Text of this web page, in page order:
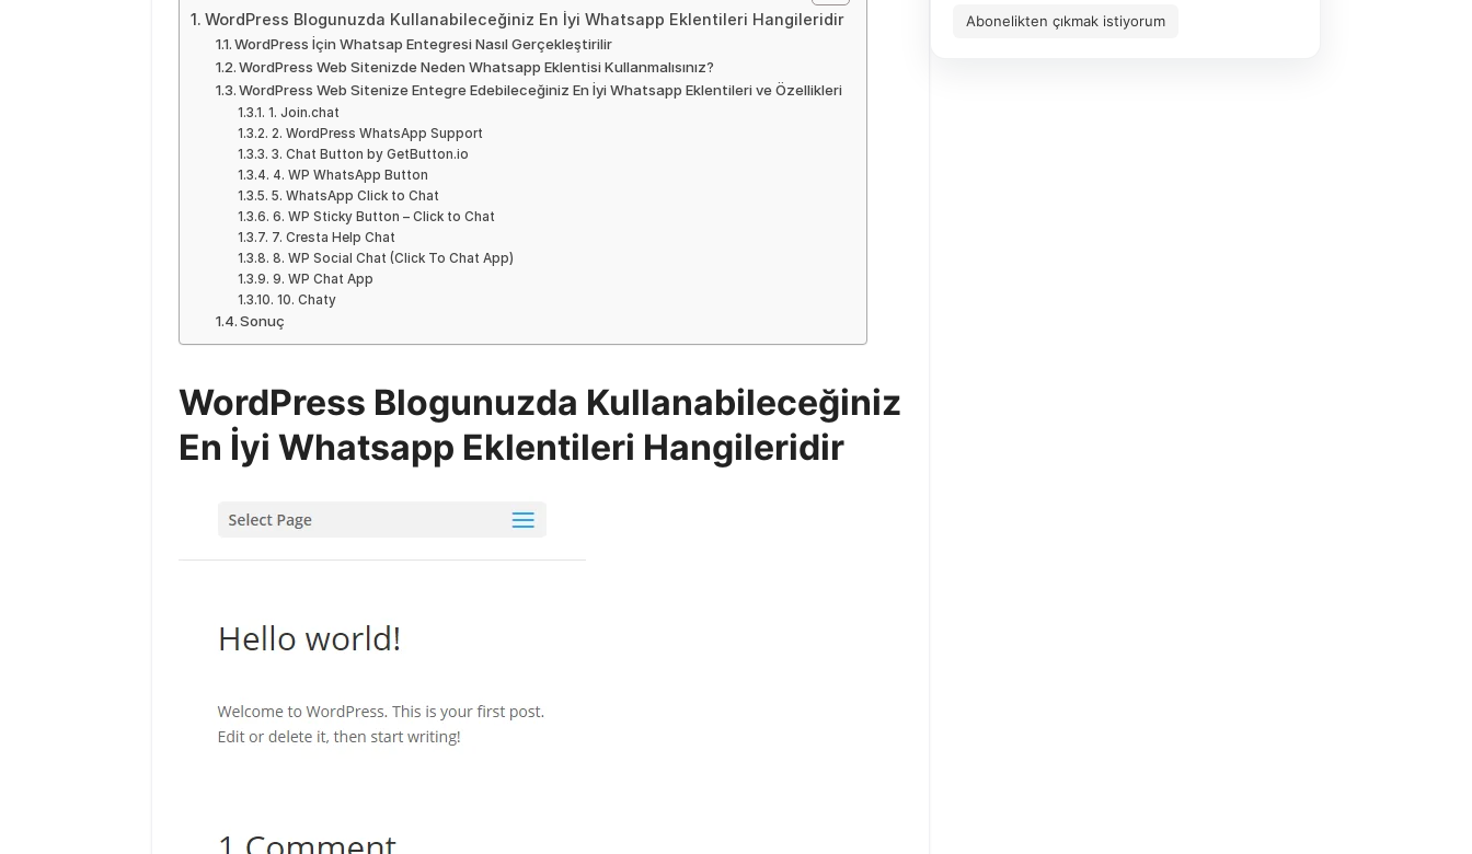
WordPress Blogunuzda Kullanabileceğiniz En İyi Whatsapp Eklentileri Hangileridir
WordPress İçin Whatsap Entegresi Nasıl Gerçekleştirilir
WordPress Web Sitenizde Neden Whatsapp Eklentisi Kullanmalısınız?
WordPress Web Sitenize Entegre Edebileceğiniz En İyi Whatsapp Eklentileri ve Özellikleri
1. Join.chat
2. WordPress WhatsApp Support
3. Chat Button by GetButton.io
4. WP WhatsApp Button
5. WhatsApp Click to Chat
6. WP Sticky Button – Click to Chat
7. Cresta Help Chat
8. WP Social Chat (Click To Chat App)
9. WP Chat App
10. Chaty
Sonuç
WordPress Blogunuzda Kullanabileceğiniz
En İyi Whatsapp Eklentileri Hangileridir
Abonelikten çıkmak istiyorum